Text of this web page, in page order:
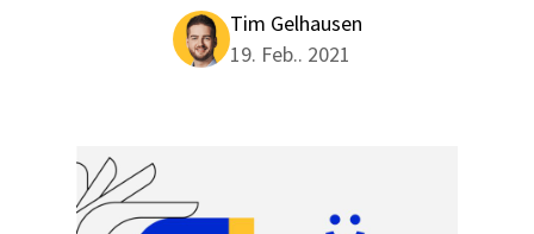
Tim Gelhausen
19. Feb.. 2021